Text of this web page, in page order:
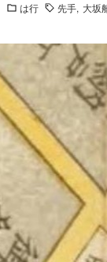
は行 先手 大坂